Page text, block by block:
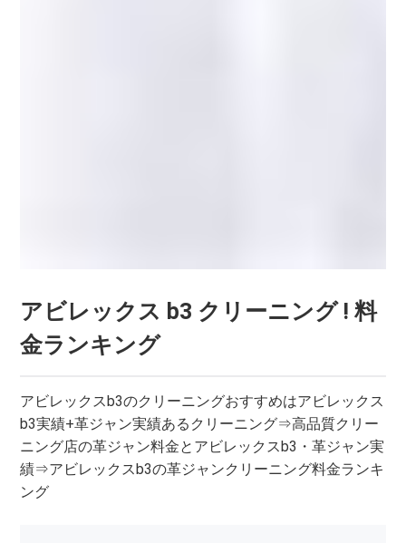
アビレックス b3 クリーニング ! 料
金ランキング
アビレックスb3のクリーニングおすすめはアビレックス
b3実績+革ジャン実績あるクリーニング⇒高品質クリー
ニング店の革ジャン料金とアビレックスb3・革ジャン実
績⇒アビレックスb3の革ジャンクリーニング料金ランキ
ング